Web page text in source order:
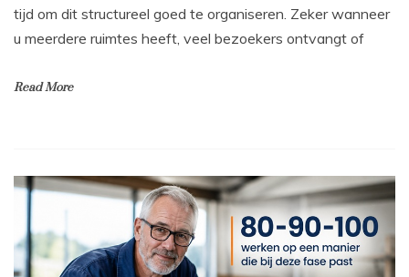
tijd om dit structureel goed te organiseren. Zeker wanneer
u meerdere ruimtes heeft, veel bezoekers ontvangt of
Read More